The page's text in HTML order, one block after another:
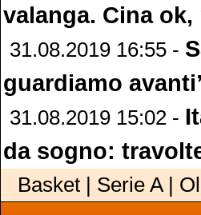
valanga. Cina
31.08.2019 16:55 -
guardiamo
31.08.2019 15:02 -
da sogno:
Basket | Serie A |